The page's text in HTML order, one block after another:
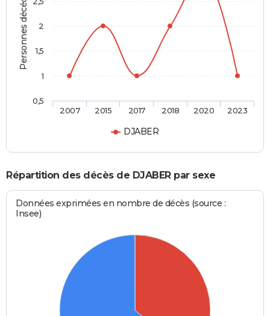
Personnes décédées
DJABER
2007 2015 2017 2018 2020 2023
0,5
1
1,5
2
Répartition des décès de DJABER par sexe
Données exprimées en nombre de décès (source :
Insee)